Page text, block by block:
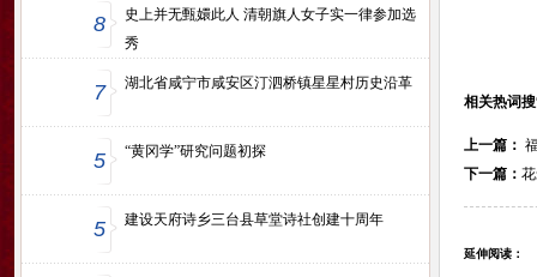
8
史上并无甄嬛此人 清朝旗人女子实一律参加选
秀
7 湖北省咸宁市咸安区汀泗桥镇星星村历史沿革
5 “黄冈学”研究问题初探
5 建设天府诗乡三台县草堂诗社创建十周年
相关热词
上一篇：
下一篇：
延伸阅读：